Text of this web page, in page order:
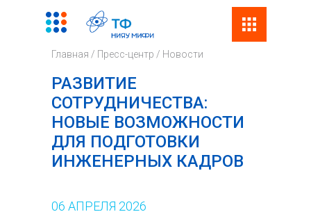
Главная / Пресс-центр / Новости
РАЗВИТИЕ
СОТРУДНИЧЕСТВА:
НОВЫЕ ВОЗМОЖНОСТИ
ДЛЯ ПОДГОТОВКИ
ИНЖЕНЕРНЫХ КАДРОВ
06 АПРЕЛЯ 2026